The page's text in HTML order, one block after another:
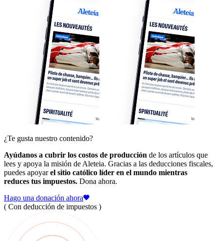
¿Te gusta nuestro contenido?
Ayúdanos a cubrir los costos de producción de los artículos que
lees y apoya la misión de Aleteia. Gracias a las deducciones fiscales,
puedes apoyarel sitio católico líder en el mundo mientras
reduces tus impuestos. Dona ahora.
Hago una donación ahora
( Con deducción de impuestos )